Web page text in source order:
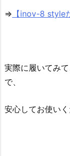
⇒ 【inov-8 style
実際に履いてみ
で、
安心してお使い